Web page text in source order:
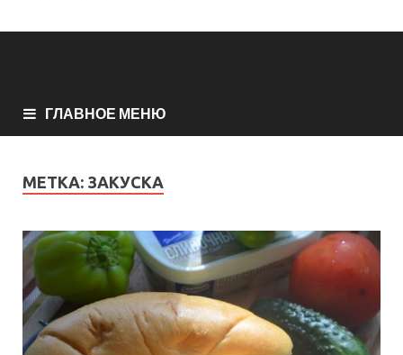
ГЛАВНОЕ МЕНЮ
МЕТКА: ЗАКУСКА